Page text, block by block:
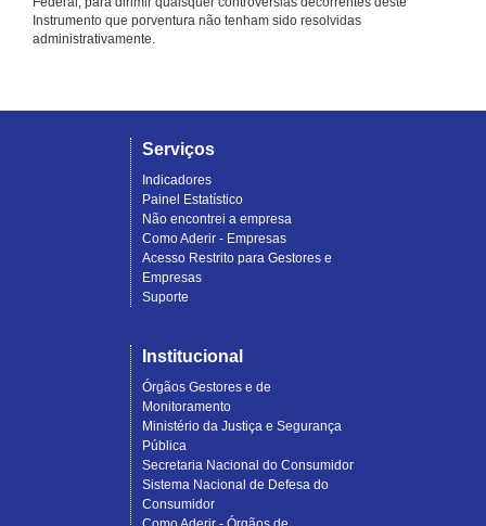
Instrumento que porventura não tenham sido resolvidas
administrativamente.
Serviços
Indicadores
Painel Estatístico
Não encontrei a empresa
Como Aderir - Empresas
Acesso Restrito para Gestores e
Empresas
Suporte
Institucional
Órgãos Gestores e de
Monitoramento
Ministério da Justiça e Segurança
Pública
Secretaria Nacional do Consumidor
Sistema Nacional de Defesa do
Consumidor